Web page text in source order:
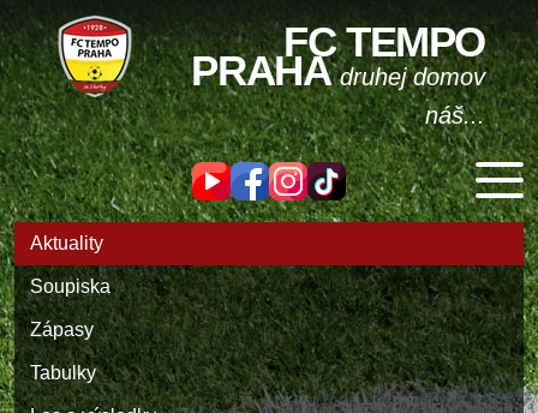
FC TEMPO
PRAHAdruhej domov
náš...
Aktuality
Soupiska
Zápasy
Tabulky